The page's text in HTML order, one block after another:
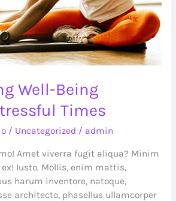
Well-Being
Times
/ Uncategorized / admin
Amet viverra fugit aliqua? Minim
Iusto. Mollis, enim mattis,
harum inventore, natoque,
architecto, phasellus ullamcorper